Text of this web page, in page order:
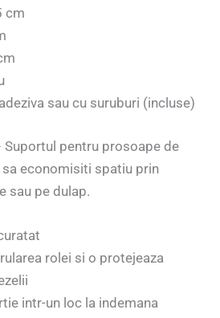
cm
sau cu suruburi (incluse)
pentru prosoape de
economisiti spatiu prin
sau pe dulap.
rolei si o protejeaza
intr-un loc la indemana